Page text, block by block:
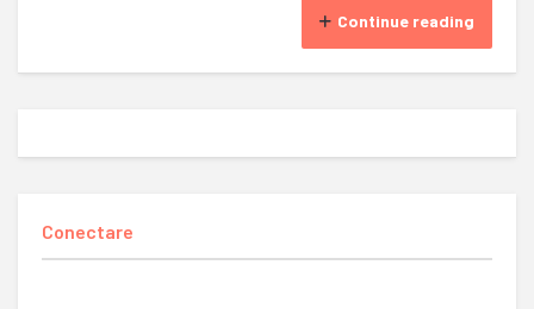
Continue reading
Conectare